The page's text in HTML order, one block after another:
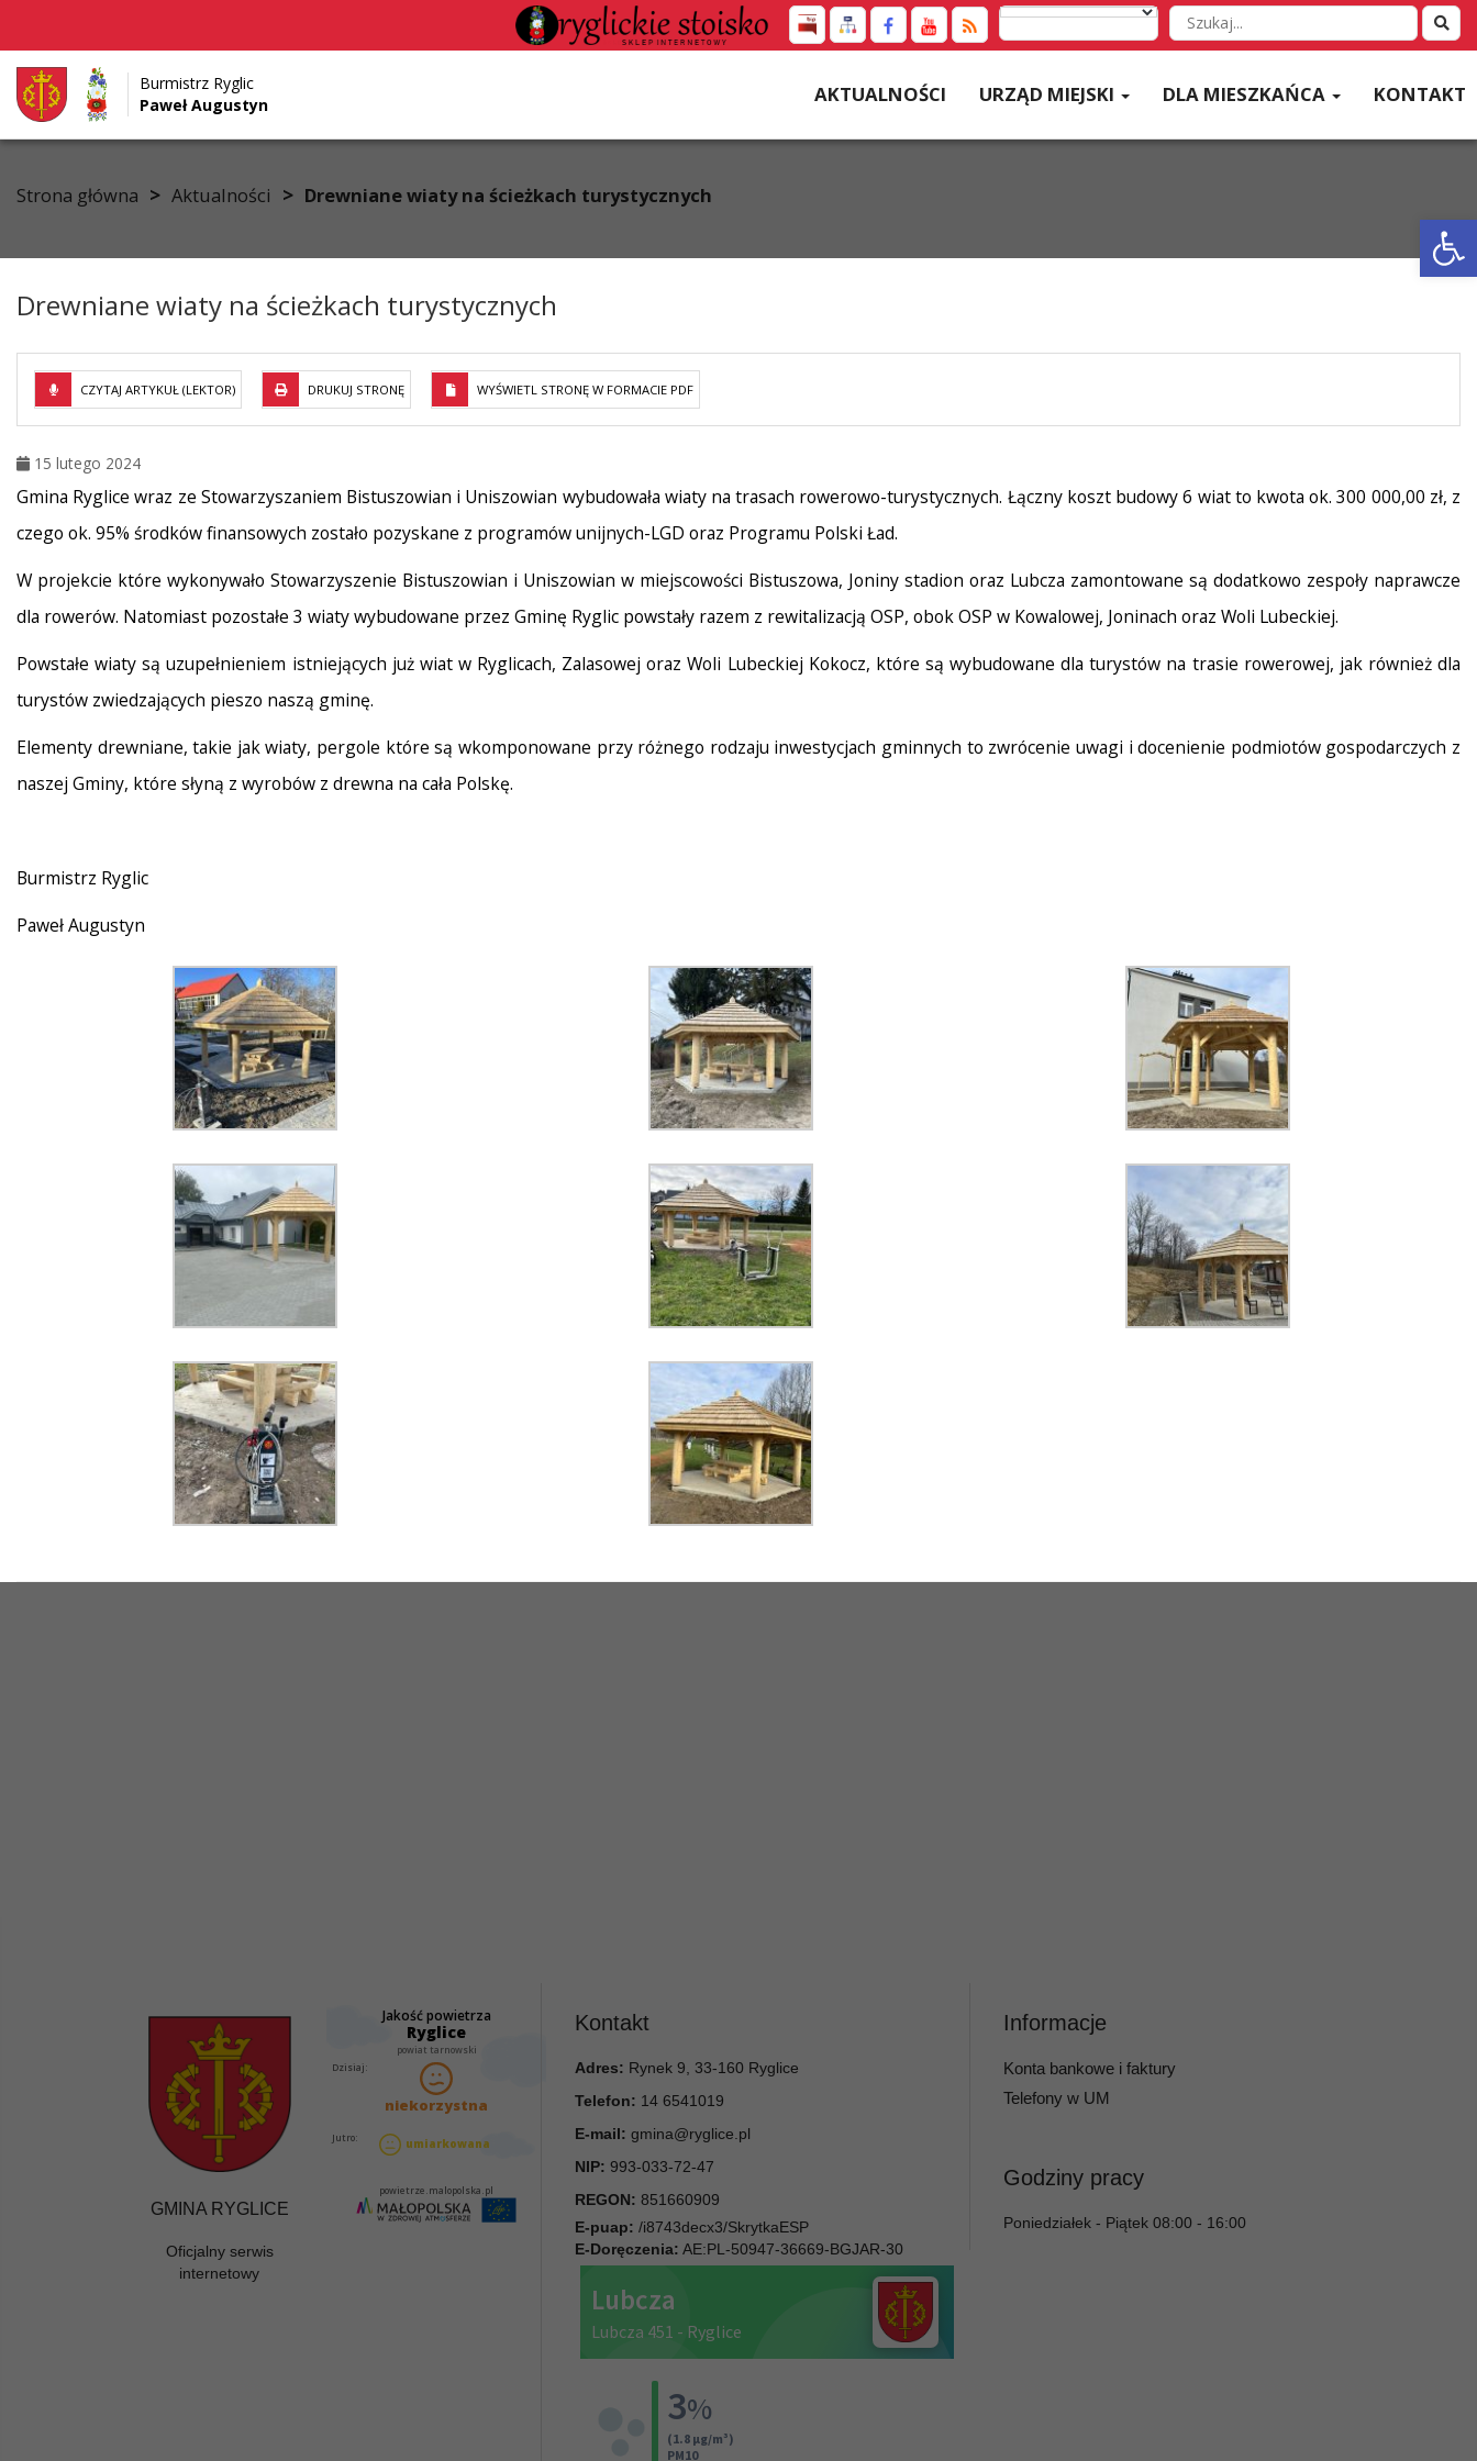
Przejdź do menu
Przejdź do głównej treści strony
Przejdź do stopki strony
Wyszukaj
w
Burmistrz Ryglic
Paweł Augustyn
AKTUALNOŚCI URZĄD MIEJSKI DLA MIESZKAŃCA KONTAKT
Strona główna > Aktualności > Drewniane wiaty na ścieżkach turystycznych
Drewniane wiaty na ścieżkach turystycznych
CZYTAJ ARTYKUŁ (LEKTOR) DRUKUJ STRONĘ WYŚWIETL STRONĘ W FORMACIE PDF
15 lutego 2024
Gmina Ryglice wraz ze Stowarzyszaniem Bistuszowian i Uniszowian wybudowała wiaty na trasach rowerowo-turystycznych. Łączny koszt budowy 6 wiat to kwota ok. 300 000,00 zł, z
czego ok. 95% środków finansowych zostało pozyskane z programów unijnych-LGD oraz Programu Polski Ład.
W projekcie które wykonywało Stowarzyszenie Bistuszowian i Uniszowian w miejscowości Bistuszowa, Joniny stadion oraz Lubcza zamontowane są dodatkowo zespoły naprawcze
dla rowerów. Natomiast pozostałe 3 wiaty wybudowane przez Gminę Ryglic powstały razem z rewitalizacją OSP, obok OSP w Kowalowej, Joninach oraz Woli Lubeckiej.
Powstałe wiaty są uzupełnieniem istniejących już wiat w Ryglicach, Zalasowej oraz Woli Lubeckiej Kokocz, które są wybudowane dla turystów na trasie rowerowej, jak również dla
turystów zwiedzających pieszo naszą gminę.
Elementy drewniane, takie jak wiaty, pergole które są wkomponowane przy różnego rodzaju inwestycjach gminnych to zwrócenie uwagi i docenienie podmiotów gospodarczych z
naszej Gminy, które słyną z wyrobów z drewna na cała Polskę.
Burmistrz Ryglic
Paweł Augustyn
GMINA RYGLICE
Oficjalny serwis
internetowy
Kontakt
Adres: Rynek 9, 33-160 Ryglice
Telefon: 14 6541019
E-mail: gmina@ryglice.pl
NIP: 993-033-72-47
REGON: 851660909
E-puap: /i8743decx3/SkrytkaESP
E-Doręczenia: AE:PL-50947-36669-BGJAR-30
Informacje
Konta bankowe i faktury
Telefony w UM
Godziny pracy
Poniedziałek - Piątek 08:00 - 16:00